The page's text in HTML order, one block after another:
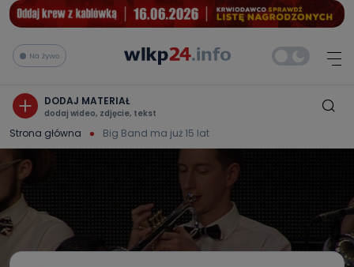
Na żywo
DODAJ MATERIAŁ
dodaj wideo, zdjęcie, tekst
Strona główna Big Band ma już 15 lat